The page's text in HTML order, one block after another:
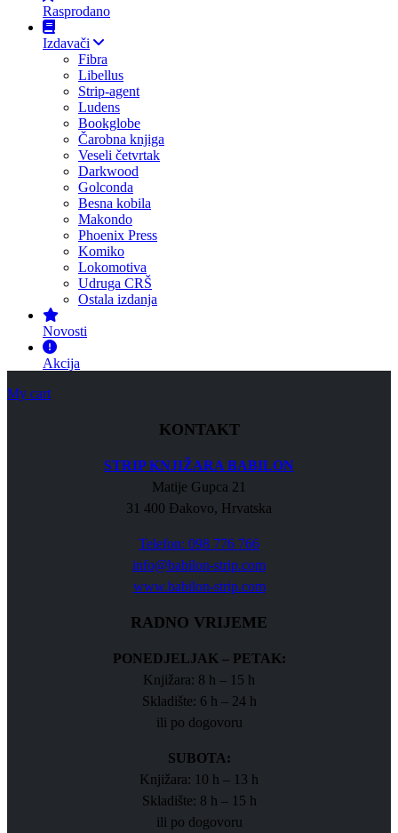
Rasprodano
Izdavači
Fibra
Libellus
Strip-agent
Ludens
Bookglobe
Čarobna knjiga
Veseli četvrtak
Darkwood
Golconda
Besna kobila
Makondo
Phoenix Press
Komiko
Lokomotiva
Udruga CRŠ
Ostala izdanja
Novosti
Akcija
My cart
KONTAKT
STRIP KNJIŽARA BABILON
Matije Gupca 21
31 400 Đakovo, Hrvatska
Telefon: 098 776 766
info@babilon-strip.com
www.babilon-strip.com
RADNO VRIJEME
PONEDJELJAK – PETAK:
Knjižara: 8 h – 15 h
Skladište: 6 h – 24 h
ili po dogovoru
SUBOTA:
Knjižara: 10 h – 13 h
Skladište: 8 h – 15 h
ili po dogovoru